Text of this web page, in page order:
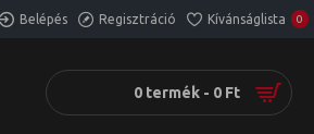
Belépés Regisztráció Kívánságlista 0
0 termék - 0 Ft